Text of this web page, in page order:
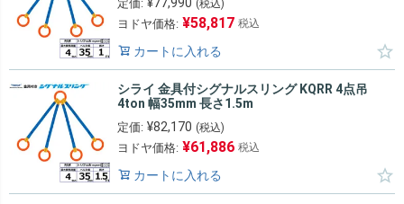
定価: (税込)
ヨドヤ価格: ¥58,817 税込
カートに入れる
シライ 金具付シグナルスリング KQRR 4点吊
4ton 幅35mm 長さ1.5m
定価: ¥82,170 (税込)
ヨドヤ価格: ¥61,886 税込
カートに入れる